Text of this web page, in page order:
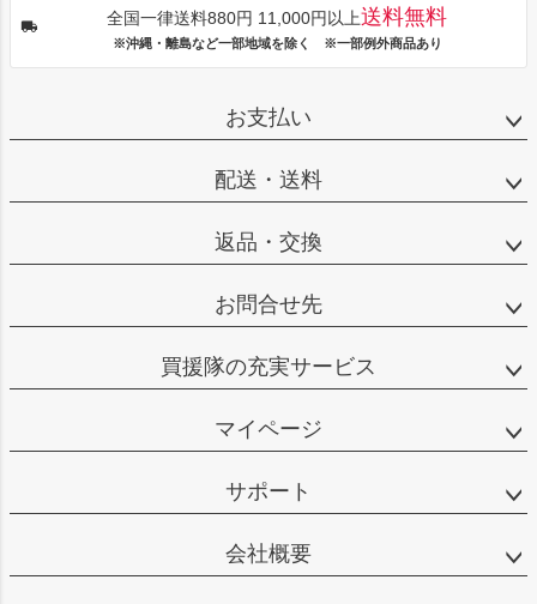
全国一律送料880円 11,000円以上送料無料
※沖縄・離島など一部地域を除く ※一部例外商品あり
お支払い
配送・送料
返品・交換
お問合せ先
買援隊の充実サービス
マイページ
サポート
会社概要